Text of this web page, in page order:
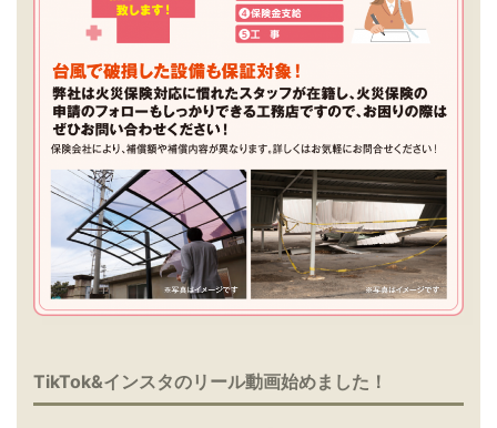
TikTok&インスタのリール動画始めました！